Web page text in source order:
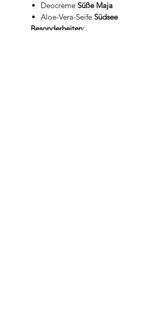
Deocreme Süße Maja
Aloe-Vera-Seife Südsee
Besonderheiten: